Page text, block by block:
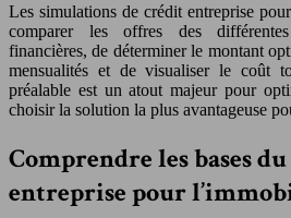
Les simulations de crédit entreprise
comparer les offres des
financières, de déterminer le montant
mensualités et de visualiser le coût
préalable est un atout majeur pour
choisir la solution la plus avantageuse
Comprendre les bases
entreprise pour